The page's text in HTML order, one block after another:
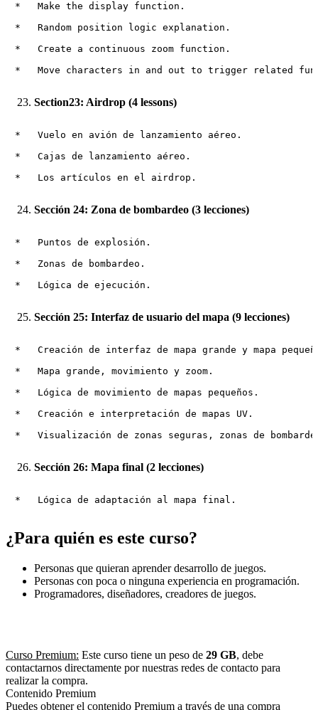
*   Make the display function.
*   Random position logic explanation.
*   Create a continuous zoom function.
Section23: Airdrop (4 lessons)
*   Vuelo en avión de lanzamiento aéreo.
*   Cajas de lanzamiento aéreo.
Sección 24: Zona de bombardeo (3 lecciones)
*   Puntos de explosión.
*   Zonas de bombardeo.
Sección 25: Interfaz de usuario del mapa (9 lecciones)
*   Creación de interfaz de mapa grande y mapa
*   Mapa grande, movimiento y zoom.
*   Lógica de movimiento de mapas pequeños.
*   Creación e interpretación de mapas UV.
Sección 26: Mapa final (2 lecciones)
¿Para quién es este curso?
Personas que quieran aprender desarrollo de juegos.
Personas con poca o ninguna experiencia en programación.
Programadores, diseñadores, creadores de juegos.
Curso Premium: Este curso tiene un peso de 29 GB, debe
contactarnos directamente por nuestras redes de contacto para
realizar la compra.
Contenido Premium
Puedes obtener el contenido Premium a través de una compra